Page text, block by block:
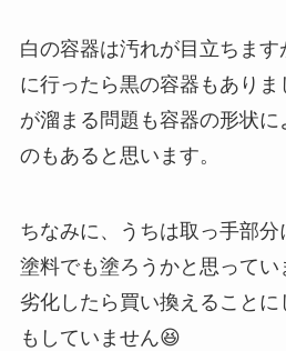
白の容器は汚れが目立ちま
に行ったら黒の容器もあり
が溜まる問題も容器の形状に
のもあると思います。
ちなみに、うちは取っ手部
塗料でも塗ろうかと思ってい
劣化したら買い換えること
もしていません😆